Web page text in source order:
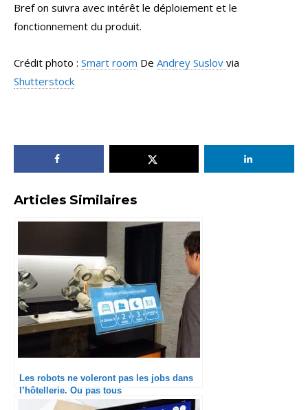
Bref on suivra avec intérêt le déploiement et le
fonctionnement du produit.
Crédit photo : Smart room De Andrey Suslov via
Shutterstock
Articles Similaires
Les robots ne voleront pas les jobs dans
l’hôtellerie. Ou pas tous